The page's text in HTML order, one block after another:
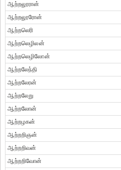
ஆற்றலூரான்
ஆற்றலூரோன்
ஆற்றலெரி
ஆற்றலெழிலன்
ஆற்றலெழிலோன்
ஆற்றலேந்தி
ஆற்றலேரன்
ஆற்றலேறு
ஆற்றலோன்
ஆற்றழகன்
ஆற்றறிஞன்
ஆற்றறிவன்
ஆற்றறிவோன்